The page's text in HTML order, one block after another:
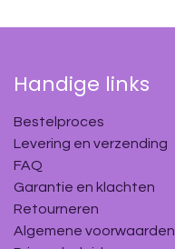
Handige links
Bestelproces
Levering en verzending
FAQ
Garantie en klachten
Retourneren
Algemene voorwaarden